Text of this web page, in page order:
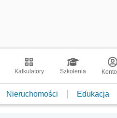
Kalkulatory Szkolenia Konto
Nieruchomości Edukacja